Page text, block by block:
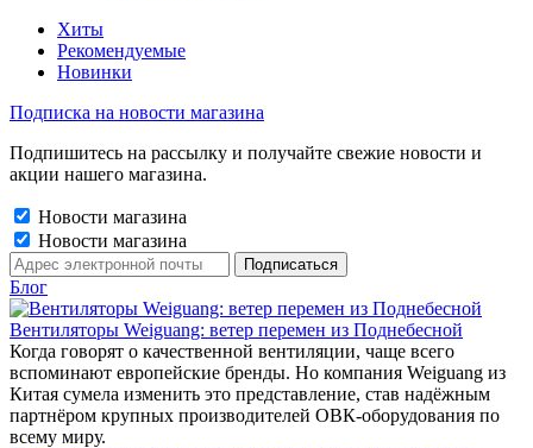
Хиты
Рекомендуемые
Новинки
Подписка на новости магазина
Подпишитесь на рассылку и получайте свежие новости и
акции нашего магазина.
Новости магазина
Новости магазина
Блог
Вентиляторы Weiguang: ветер перемен из Поднебесной
Когда говорят о качественной вентиляции, чаще всего
вспоминают европейские бренды. Но компания Weiguang из
Китая сумела изменить это представление, став надёжным
партнёром крупных производителей ОВК-оборудования по
всему миру.